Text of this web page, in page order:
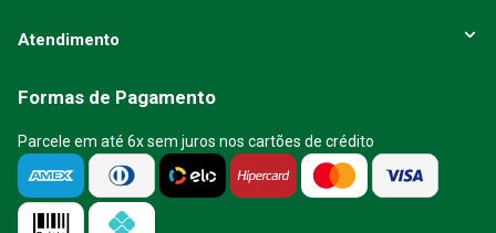
Atendimento
Formas de Pagamento
Parcele em até 6x sem juros nos cartões de crédito